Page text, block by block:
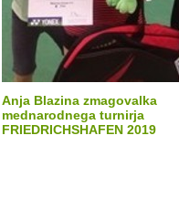
Anja Blazina zmagovalka
mednarodnega turnirja
FRIEDRICHSHAFEN 2019